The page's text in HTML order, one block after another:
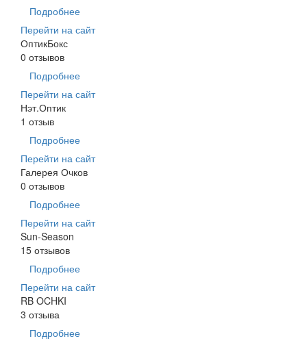
Подробнее
Перейти на сайт
ОптикБокс
0 отзывов
Подробнее
Перейти на сайт
Нэт.Оптик
1 отзыв
Подробнее
Перейти на сайт
Галерея Очков
0 отзывов
Подробнее
Перейти на сайт
Sun-Season
15 отзывов
Подробнее
Перейти на сайт
RB OCHKI
3 отзыва
Подробнее